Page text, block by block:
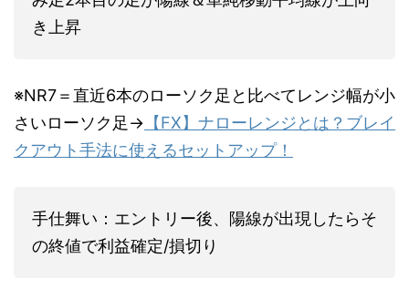
き上昇
※NR7＝直近6本のローソク足と比べてレンジ幅が小
さいローソク足→ 【FX】ナローレンジとは？ブレイ
クアウト手法に使えるセットアップ！
手仕舞い：エントリー後、陽線が出現したらそ
の終値で利益確定/損切り